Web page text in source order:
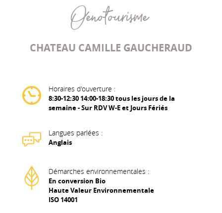
Oenotourisme
CHATEAU CAMILLE GAUCHERAUD
Horaires d'ouverture :
8:30-12:30 14:00-18:30 tous les jours de la
semaine - Sur RDV W-E et Jours Fériés
Langues parlées :
Anglais
Démarches environnementales :
En conversion Bio
Haute Valeur Environnementale
ISO 14001